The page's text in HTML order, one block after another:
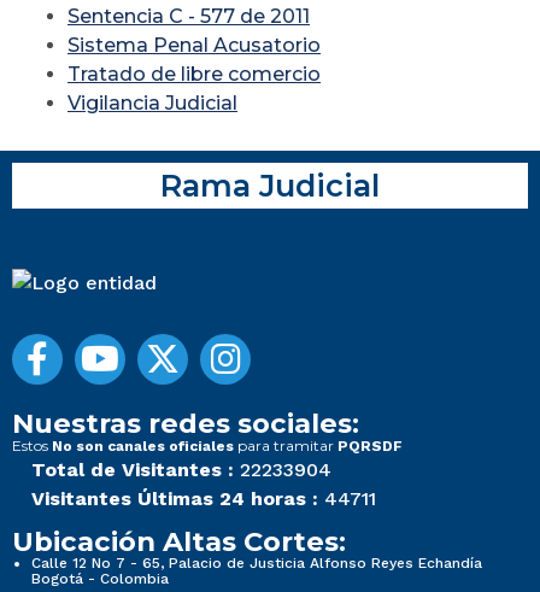
Sentencia C - 577 de 2011
Sistema Penal Acusatorio
Tratado de libre comercio
Vigilancia Judicial
Rama Judicial
Nuestras redes sociales:
Estos No son canales oficiales para tramitar PQRSDF
Total de Visitantes : 22233904
Visitantes Últimas 24 horas : 44711
Ubicación Altas Cortes:
Calle 12 No 7 - 65, Palacio de Justicia Alfonso Reyes Echandía
Bogotá - Colombia